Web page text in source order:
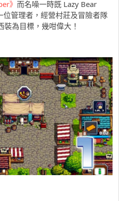
》 而名噪一時既 Lazy Bear
管理者，經營村莊及冒險者隊
為目標，幾咁偉大！